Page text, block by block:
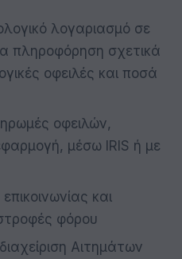
λογαριασμό σε
πληροφόρηση σχετικά
οφειλές και ποσά
οφειλών,
μέσω IRIS ή με
και
φόρου
Αιτημάτων